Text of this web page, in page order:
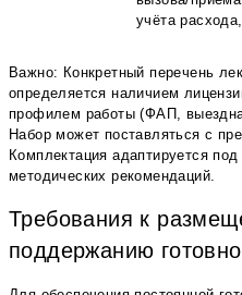
учёта
Важно: Конкретный перечень
определяется наличием
профилем работы (ФАП,
Набор может поставляться с
Комплектация адаптируется
методических рекомендаций.
Требования к
поддержанию